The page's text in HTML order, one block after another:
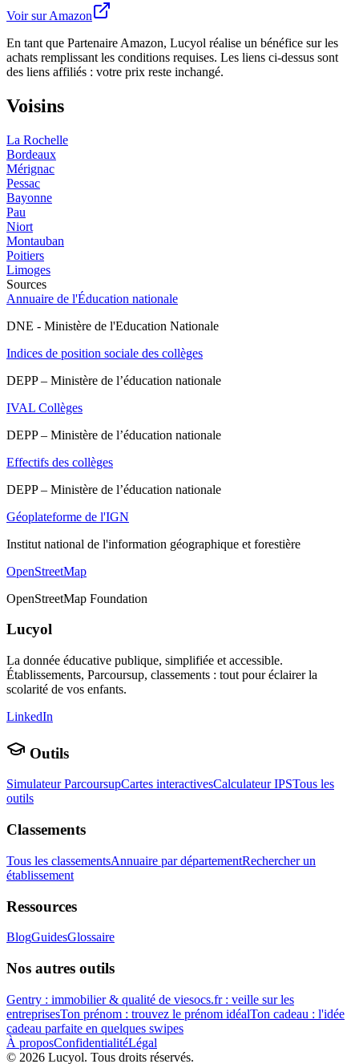
Voir sur Amazon
En tant que Partenaire Amazon, Lucyol réalise un bénéfice sur les
achats remplissant les conditions requises. Les liens ci-dessus sont
des liens affiliés : votre prix reste inchangé.
Voisins
La Rochelle
Bordeaux
Mérignac
Pessac
Bayonne
Pau
Niort
Montauban
Poitiers
Limoges
Sources
Annuaire de l'Éducation nationale
DNE - Ministère de l'Education Nationale
Indices de position sociale des collèges
DEPP – Ministère de l’éducation nationale
IVAL Collèges
DEPP – Ministère de l’éducation nationale
Effectifs des collèges
DEPP – Ministère de l’éducation nationale
Géoplateforme de l'IGN
Institut national de l'information géographique et forestière
OpenStreetMap
OpenStreetMap Foundation
Lucyol
La donnée éducative publique, simplifiée et accessible.
Établissements, Parcoursup, classements : tout pour éclairer la
scolarité de vos enfants.
LinkedIn
Outils
Simulateur ParcoursupCartes interactivesCalculateur IPSTous les
outils
Classements
Tous les classementsAnnuaire par départementRechercher un
établissement
Ressources
BlogGuidesGlossaire
Nos autres outils
Gentry : immobilier & qualité de viesocs.fr : veille sur les
entreprisesTon prénom : trouvez le prénom idéalTon cadeau : l'idée
cadeau parfaite en quelques swipes
À proposConfidentialitéLégal
© 2026 Lucyol. Tous droits réservés.